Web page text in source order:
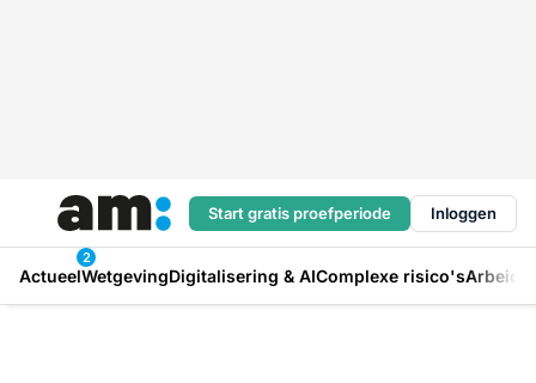
Start gratis proefperiode Inloggen
Actueel
2
WetgevingDigitalisering & AIComplexe risico's